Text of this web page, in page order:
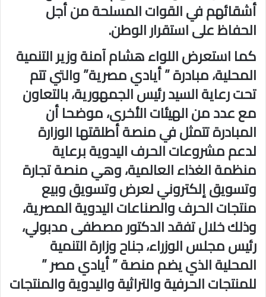
أشقائهم في القوات المسلحة من أجل
الحفاظ على استقرار الوطن.
كما استعرض اللواء هشام آمنة وزير التنمية
المحلية، مبادرة ” أيادي مصرية” والتي تتم
تحت رعاية السيد رئيس الجمهورية، بالتعاون
مع عدد من الهيئات الأخرى، موضحا أن
المبادرة تتمثل في منصة أطلقتها الوزارة
لدعم مشروعات الحرف اليدوية برعاية
منظمة الغذاء العالمية، وهي منصة تجارة
وتسويق إلكتروني لعرض وتسويق وبيع
منتجات الحرف والصناعات اليدوية المصرية،
وذلك خلال تفقد الدكتور مصطفى مدبولي،
رئيس مجلس الوزراء، جناح وزارة التنمية
المحلية الذي يضم منصة ” أيادي مصر ”
للمنتجات الحرفية والتراثية واليدوية والمنتجات